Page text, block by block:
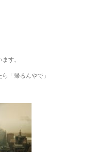
す。
「帰るんやで」